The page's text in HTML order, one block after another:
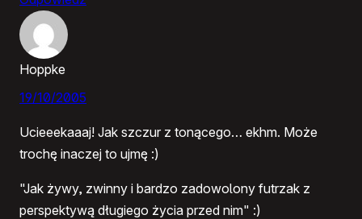
Hoppke
19/10/2005
Ucieeekaaaj! Jak szczur z tonącego… ekhm. Może
trochę inaczej to ujmę :)
"Jak żywy, zwinny i bardzo zadowolony futrzak z
perspektywą długiego życia przed nim" :)